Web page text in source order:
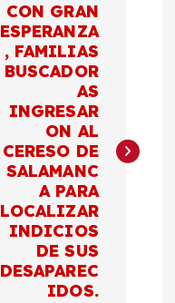
CON GRAN
ESPERANZA
, FAMILIAS
BUSCADOR
AS
INGRESAR
ON AL
CERESO DE
SALAMANC
A PARA
LOCALIZAR
INDICIOS
DE SUS
DESAPAREC
IDOS.